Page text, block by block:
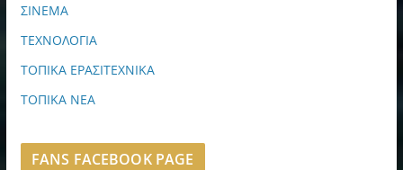
ΣΙΝΕΜΑ
ΤΕΧΝΟΛΟΓΙΑ
ΤΟΠΙΚΑ ΕΡΑΣΙΤΕΧΝΙΚΑ
ΤΟΠΙΚΑ ΝΕΑ
FANS FACEBOOK PAGE